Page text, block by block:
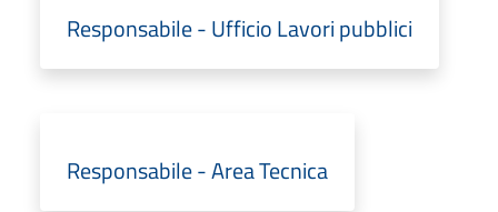
Responsabile - Ufficio Lavori pubblici
Responsabile - Area Tecnica